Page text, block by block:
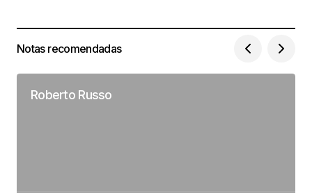
Notas recomendadas
Roberto Russo